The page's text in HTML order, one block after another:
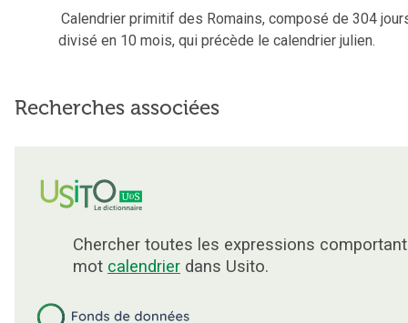
Calendrier primitif des Romains, composé de 304
divisé en 10 mois, qui précède le calendrier julien.
Recherches associées
Chercher toutes les expressions
mot calendrier dans Usito.